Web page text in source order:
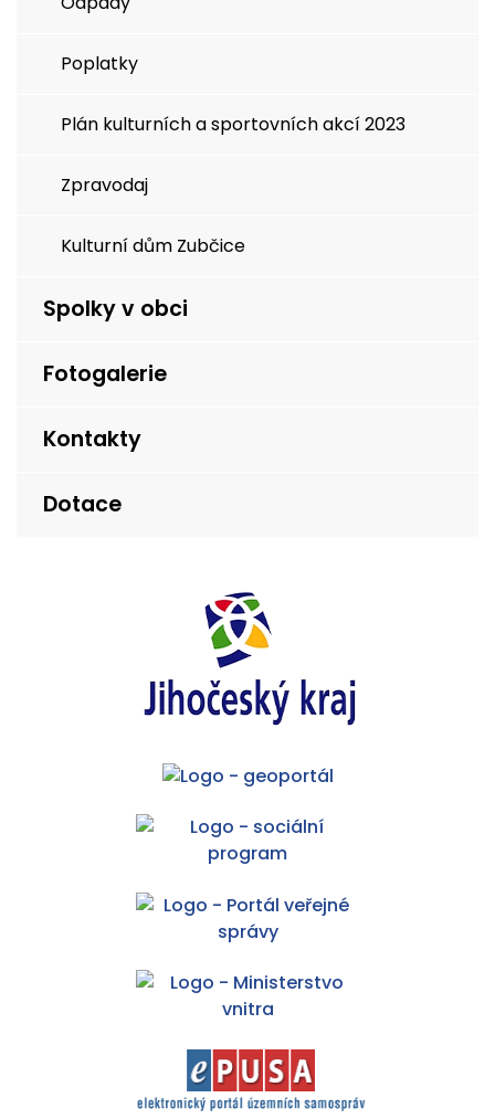
Poplatky
Plán kulturních a sportovních akcí 2023
Zpravodaj
Kulturní dům Zubčice
Spolky v obci
Fotogalerie
Kontakty
Dotace